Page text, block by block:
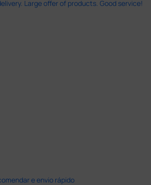
Large offer of products. Good service!
e envio rápido